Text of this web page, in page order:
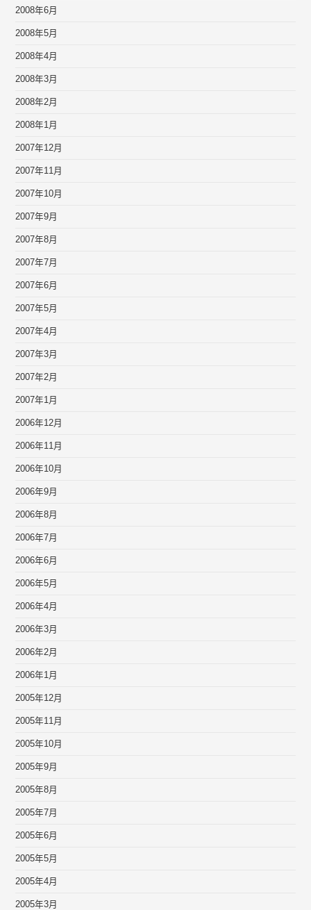
2008年6月
2008年5月
2008年4月
2008年3月
2008年2月
2008年1月
2007年12月
2007年11月
2007年10月
2007年9月
2007年8月
2007年7月
2007年6月
2007年5月
2007年4月
2007年3月
2007年2月
2007年1月
2006年12月
2006年11月
2006年10月
2006年9月
2006年8月
2006年7月
2006年6月
2006年5月
2006年4月
2006年3月
2006年2月
2006年1月
2005年12月
2005年11月
2005年10月
2005年9月
2005年8月
2005年7月
2005年6月
2005年5月
2005年4月
2005年3月